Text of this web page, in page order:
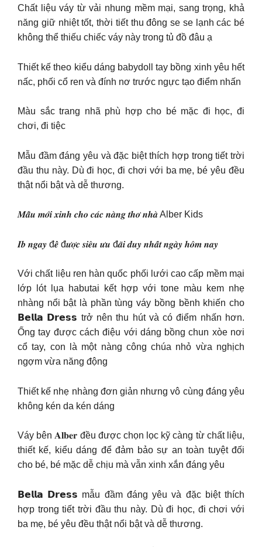
Chất liệu váy từ vải nhung mềm mại, sang trọng, khả
năng giữ nhiệt tốt, thời tiết thu đông se se lạnh các bé
không thể thiếu chiếc váy này trong tủ đồ đâu ạ
Thiết kế theo kiểu dáng babydoll tay bồng xinh yêu hết
nấc, phối cổ ren và đính nơ trước ngực tạo điểm nhấn
Màu sắc trang nhã phù hợp cho bé mặc đi học, đi
chơi, đi tiệc
Mẫu đầm đáng yêu và đặc biệt thích hợp trong tiết trời
đầu thu này. Dù đi học, đi chơi với ba mẹ, bé yêu đều
thật nổi bật và dễ thương.
𝑴𝒂̂̃𝒖 𝒎𝒐̛́𝒊 𝒙𝒊𝒏𝒉 𝒄𝒉𝒐 𝒄𝒂́𝒄 𝒏𝒂̀𝒏𝒈 𝒕𝒉𝒐̛ 𝒏𝒉𝒂̀ Alber Kids
𝑰𝒃 𝒏𝒈𝒂𝒚 đ𝒆̂̉ đ𝒖̛𝒐̛̣𝒄 𝒔𝒊𝒆̂𝒖 𝒖̛𝒖 đ𝒂̃𝒊 𝒅𝒖𝒚 𝒏𝒉𝒂̂́𝒕 𝒏𝒈𝒂̀𝒚 𝒉𝒐̂𝒎 𝒏𝒂𝒚
Với chất liệu ren hàn quốc phối lưới cao cấp mềm mại
lớp lót lụa habutai kết hợp với tone màu kem nhẹ
nhàng nổi bật là phần tùng váy bồng bềnh khiến cho
𝗕𝗲𝗹𝗹𝗮 𝗗𝗿𝗲𝘀𝘀 trở nên thu hút và có điểm nhấn hơn.
Ống tay được cách điệu với dáng bồng chun xòe nơi
cổ tay, con là một nàng công chúa nhỏ vừa nghịch
ngợm vừa năng động
Thiết kế nhẹ nhàng đơn giản nhưng vô cùng đáng yêu
không kén da kén dáng
Váy bên 𝐀𝐥𝐛𝐞𝐫 đều được chọn lọc kỹ càng từ chất liệu,
thiết kế, kiểu dáng để đảm bảo sự an toàn tuyệt đối
cho bé, bé mặc dễ chịu mà vẫn xinh xắn đáng yêu
𝗕𝗲𝗹𝗹𝗮 𝗗𝗿𝗲𝘀𝘀 mẫu đầm đáng yêu và đặc biệt thích
hợp trong tiết trời đầu thu này. Dù đi học, đi chơi với
ba mẹ, bé yêu đều thật nổi bật và dễ thương.